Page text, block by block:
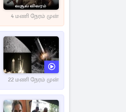
4 மணி நேரம் முன்
22 மணி நேரம் முன்